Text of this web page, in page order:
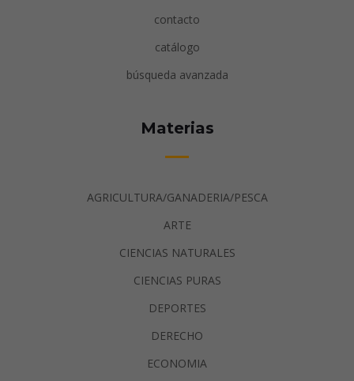
contacto
catálogo
búsqueda avanzada
Materias
AGRICULTURA/GANADERIA/PESCA
ARTE
CIENCIAS NATURALES
CIENCIAS PURAS
DEPORTES
DERECHO
ECONOMIA